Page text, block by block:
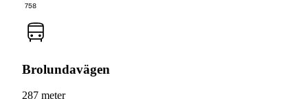
758
Brolundavägen
287 meter